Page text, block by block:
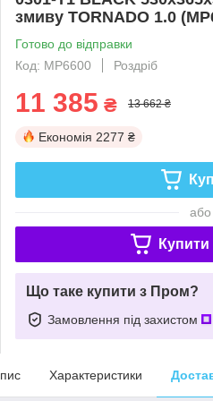
змиву TORNADO 1.0
Готово до відправки
Код: MP6600
Роздріб
11 385 ₴ 13 662 ₴
Економія 2277 ₴
або
Купити
Що таке купити з Пром?
Замовлення під захистом
Характеристики